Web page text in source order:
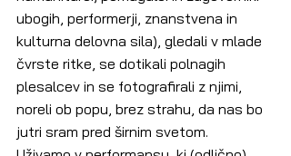
ubogih, performerji, znanstvena in
kulturna delovna sila), gledali v mlade
čvrste ritke, se dotikali polnagih
plesalcev in se fotografirali z njimi,
noreli ob popu, brez strahu, da nas bo
jutri sram pred širnim svetom.